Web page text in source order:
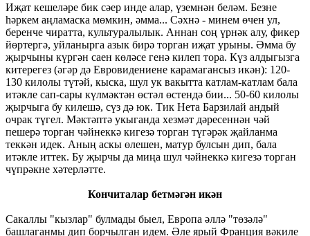
Иҗат кешеләре бик сәер инде алар, үземнән беләм. Безне
һәркем аңламаска мөмкин, әмма... Сәхнә - минем өчен ул,
беренче чиратта, культуралылык. Аннан соң үрнәк алу, фикер
йөртергә, уйланырга азык бирә торган иҗат урыны. Әмма бу
җырчыны күргән саен көләсе генә килеп тора. Күз алдыгызга
китерегез (әгәр дә Евровидениене карамагансыз икән): 120-
130 килолы түтәй, кыска, шул ук вакытта катлам-катлам бала
итәкле сап-сары күлмәктән өстәл өстендә бии... 50-60 килолы
җырчыга бу килешә, сүз дә юк. Тик Нета Барзилай андый
очрак түгел. Мәктәптә укыганда хезмәт дәресеннән чәй
пешерә торган чәйнеккә кигезә торган түгәрәк җайланма
теккән идек. Аның аскы өлешен, матур булсын дип, бала
итәкле иттек. Бу җырчы да миңа шул чәйнеккә кигезә торган
чүпрәкне хәтерләтте.
Кончиталар бетмәгән икән
Сакаллы "кызлар" булмады быел, Европа әллә "төзәлә"
башлаганмы дип борчылган идем. Әле ярый Франция вәкиле